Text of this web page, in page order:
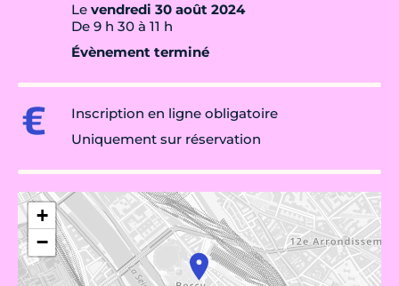
Le vendredi 30 août 2024
De 9 h 30 à 11 h
Évènement terminé
Inscription en ligne obligatoire
Uniquement sur réservation
+
−